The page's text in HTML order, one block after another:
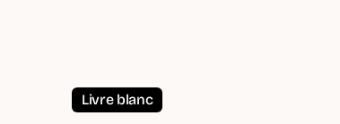
Livre blanc